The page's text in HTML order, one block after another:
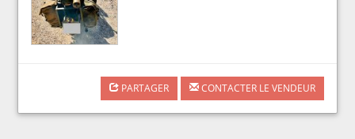
PARTAGER CONTACTER LE VENDEUR